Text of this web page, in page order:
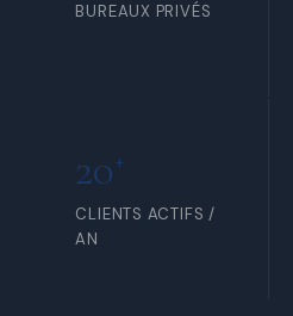
BUREAUX PRIVÉS
20+
CLIENTS ACTIFS /
AN